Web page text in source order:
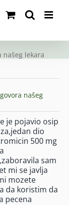
našeg lekara
našeg
je pojavio osip
dio
500 mg
sam
mi se javlja
mozete
da koristim da
pecena